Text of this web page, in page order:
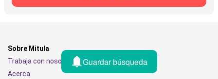
Guardar búsqueda
Sobre Mitula
Trabaja con nosotros
Acerca